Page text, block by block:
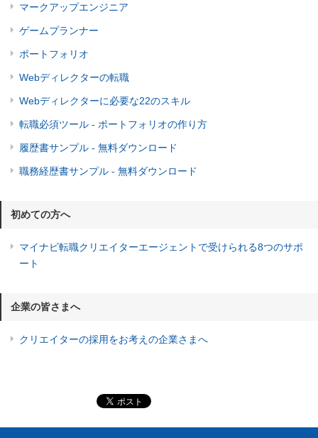
マークアップエンジニア
ゲームプランナー
ポートフォリオ
Webディレクターの転職
Webディレクターに必要な22のスキル
転職必須ツール - ポートフォリオの作り方
履歴書サンプル - 無料ダウンロード
職務経歴書サンプル - 無料ダウンロード
初めての方へ
マイナビ転職クリエイターエージェントで受けられる8つのサポ
ート
企業の皆さまへ
クリエイターの採用をお考えの企業さまへ